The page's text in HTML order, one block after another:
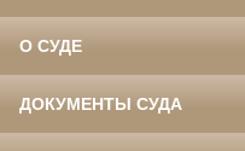
О СУДЕ
ДОКУМЕНТЫ СУДА